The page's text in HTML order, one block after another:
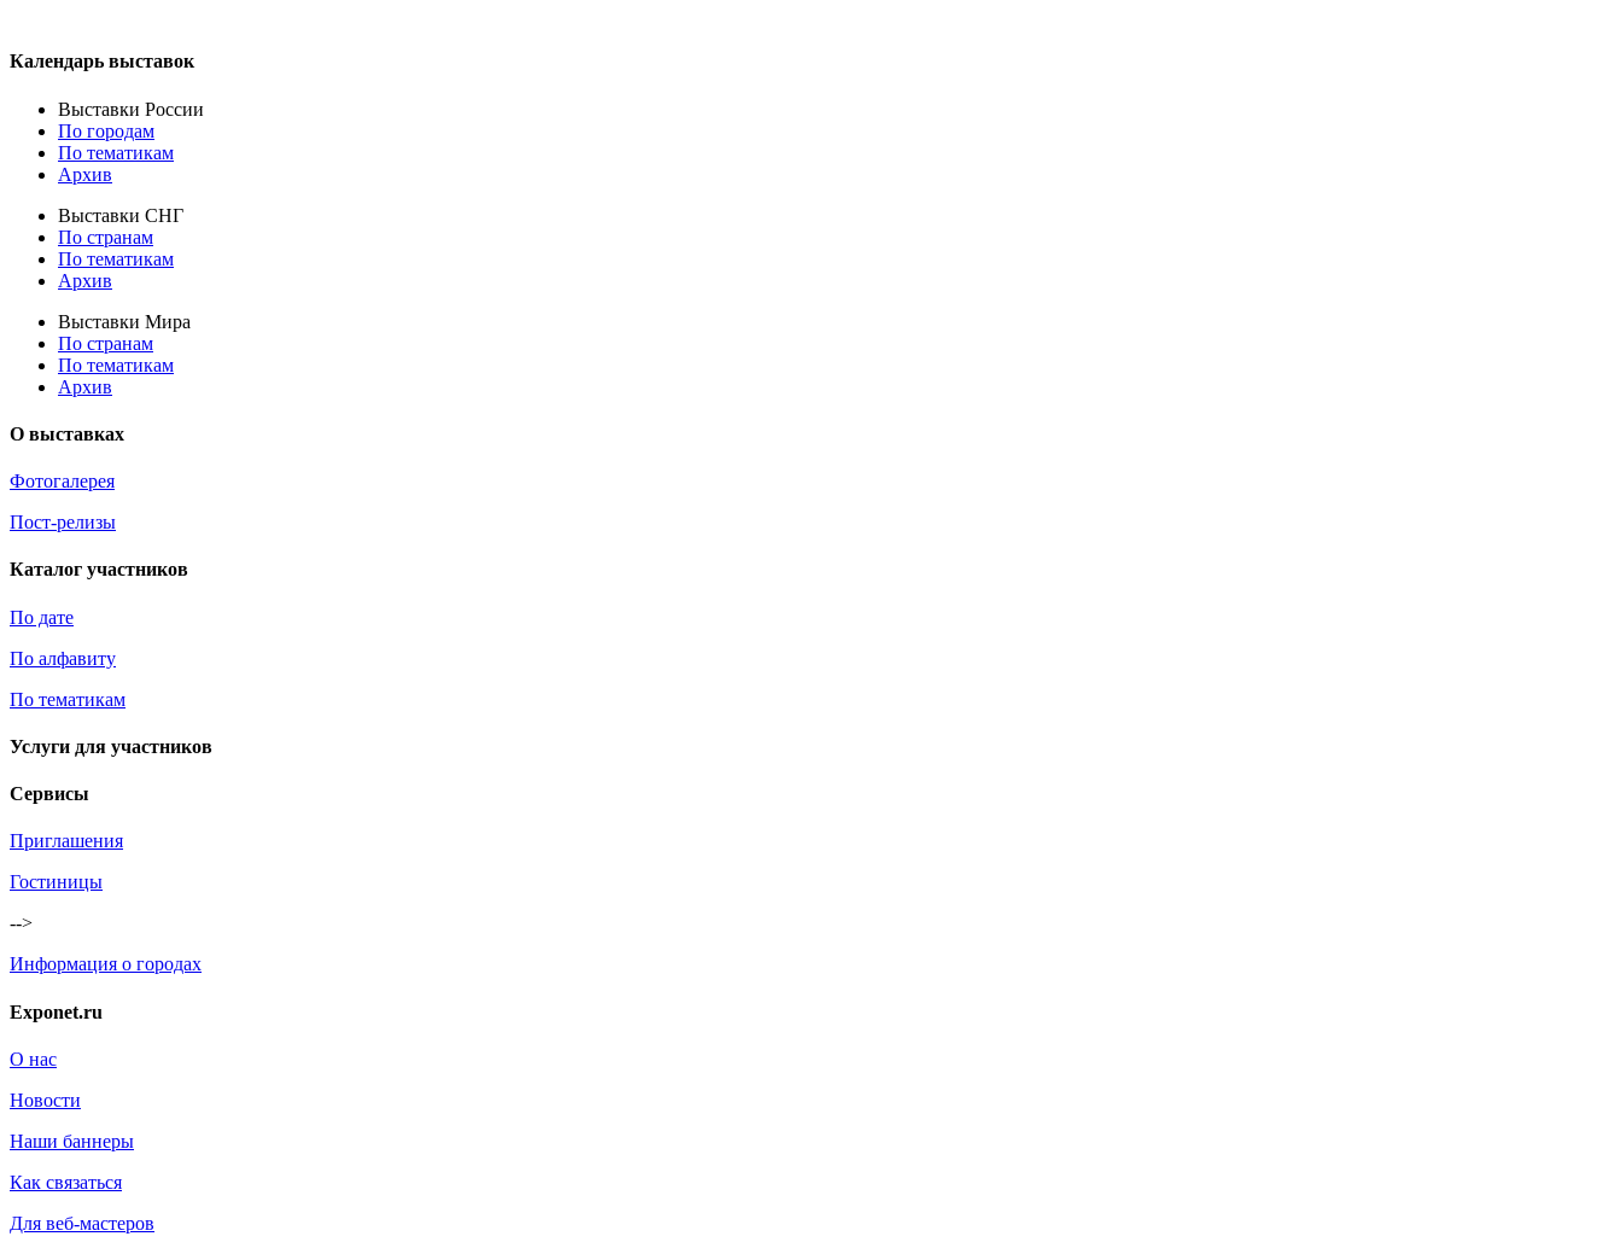
Календарь выставок
Выставки России
По городам
По тематикам
Архив
Выставки СНГ
По странам
По тематикам
Архив
Выставки Мира
По странам
По тематикам
Архив
О выставках
Фотогалерея
Пост-релизы
Каталог участников
По дате
По алфавиту
По тематикам
Услуги для участников
Сервисы
Приглашения
Гостиницы
-->
Информация о городах
Exponet.ru
О нас
Новости
Наши баннеры
Как связаться
Для веб-мастеров